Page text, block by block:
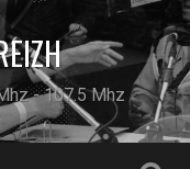
- 107.5 Mhz